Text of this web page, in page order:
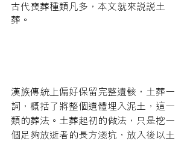
古代喪葬種類凡多，本文就來說說土
葬。
漢族傳統上偏好保留完整遺骸，土葬一
詞，概括了將整個遺體埋入泥土，這一
類的葬法。土葬起初的做法，只是挖一
個足夠放逝者的長方淺坑，放入後以土